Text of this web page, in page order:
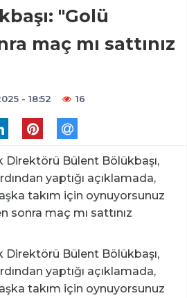
"Golü
maç mı sattınız
- 18:52 16
Direktörü Bülent Bölükbaşı,
yaptığı açıklamada,
takım için oynuyorsunuz
sonra maç mı sattınız
Direktörü Bülent Bölükbaşı,
yaptığı açıklamada,
takım için oynuyorsunuz